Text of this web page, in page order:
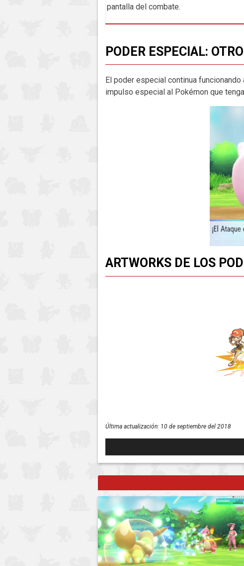
pantalla del combate.
PODER ESPECIAL:
El poder especial continua
impulso especial al Pokémon que
ARTWORKS DE LOS
Última actualización: 10 de septiembre del 2018